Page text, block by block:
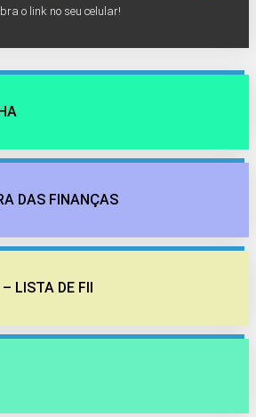
o link no seu celular!
DAS FINANÇAS
LISTA DE FII